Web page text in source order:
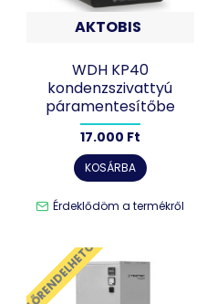
AKTOBIS
WDH KP40
kondenzszivattyú
páramentesítőbe
17.000 Ft
KOSÁRBA
Érdeklődöm a termékről
ELŐRENDELHETŐ